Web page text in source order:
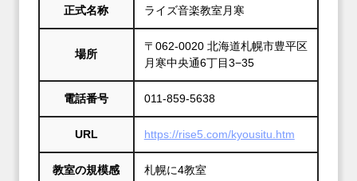
正式名称 ライズ音楽教室月寒
場所
〒062-0020 北海道札幌市豊平区
月寒中央通6丁目3−35
電話番号 011-859-5638
URL https://rise5.com/kyousitu.htm
教室の規模感 札幌に4教室